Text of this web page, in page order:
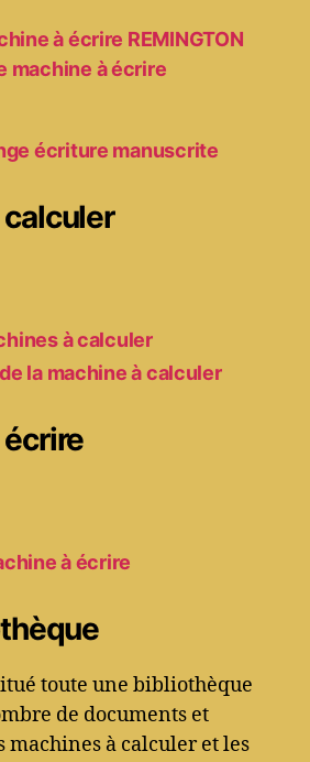
à écrire REMINGTON
machine à écrire
écriture manuscrite
à calculer
la machine à calculer
à écrire
toute une bibliothèque
de documents et
machines à calculer et les